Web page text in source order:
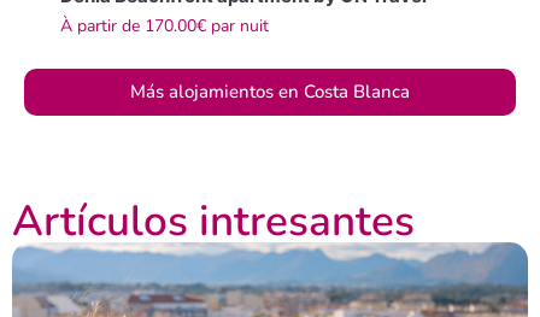
À partir de 170.00€ par nuit
Más alojamientos en Costa Blanca
Artículos intresantes